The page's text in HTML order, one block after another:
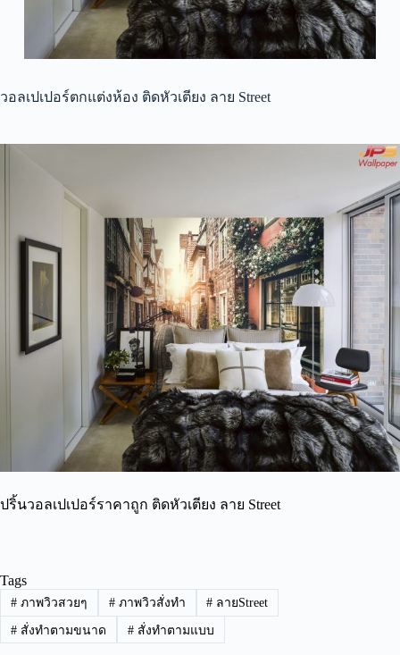
วอลเปเปอร์ตกแต่งห้อง ติดหัวเตียง ลาย Street
ปริ้นวอลเปเปอร์ราคาถูก ติดหัวเตียง ลาย Street
Tags
#ภาพวิวสวยๆ #ภาพวิวสั่งทำ # ลายStreet
#สั่งทำตามขนาด #สั่งทำตามแบบ